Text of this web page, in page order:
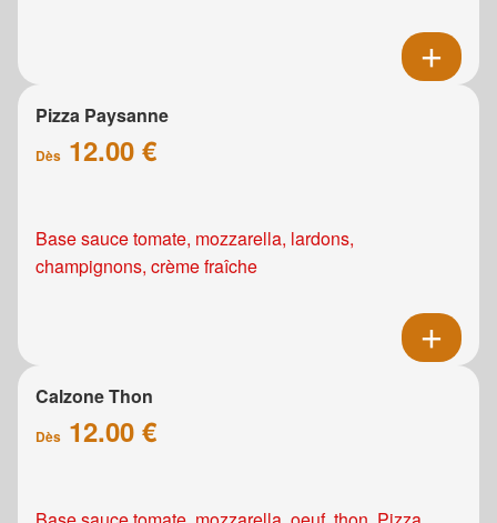
Pizza Paysanne
Dès 12.00 €
Base sauce tomate, mozzarella, lardons,
champignons, crème fraîche
Calzone Thon
Dès 12.00 €